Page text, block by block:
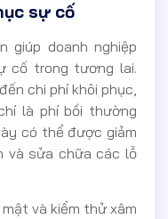
sự cố
giúp doanh nghiệp
cố trong tương lai.
chi phí khôi phục,
là phí bồi thường
có thể được giảm
và sửa chữa các lỗ
và kiểm thử xâm